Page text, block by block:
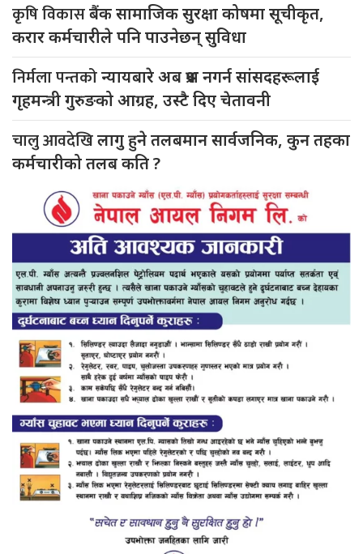
कृषि विकासबैंक सामाजिक सुरक्षा कोषमा सूचीकृत,
करार कर्मचारीले पनि पाउनेछन् सुविधा
निर्मला पन्तकोन्यायबारे अब प्रश्न नगर्न सांसदहरूलाई
गृहमन्त्री गुरुङको आग्रह, उस्टै दिए चेतावनी
चालु आवदेखिलागु हुने तलबमान सार्वजनिक, कुन तहका
कर्मचारीको तलब कति ?